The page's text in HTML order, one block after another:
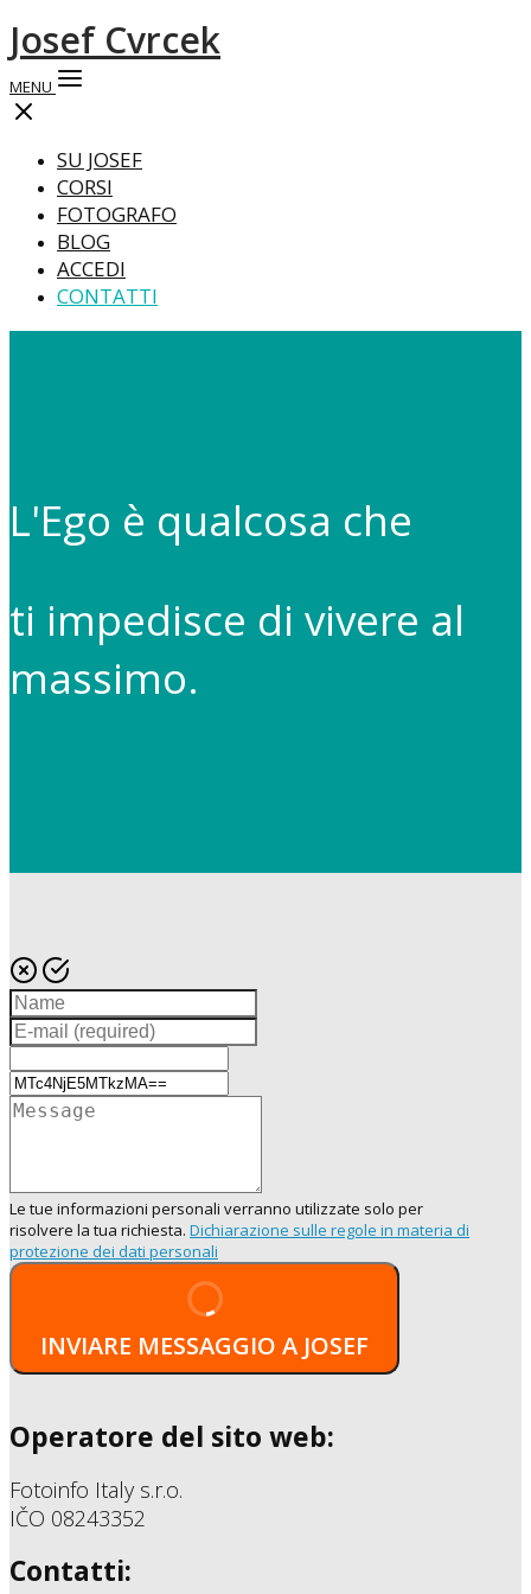
Josef Cvrcek
MENU
SU JOSEF
CORSI
FOTOGRAFO
BLOG
ACCEDI
CONTATTI
L'Ego è qualcosa che
ti impedisce di vivere al
massimo.
Le tue informazioni personali verranno utilizzate solo per
risolvere la tua richiesta. Dichiarazione sulle regole in materia di
protezione dei dati personali
INVIARE MESSAGGIO A JOSEF
Operatore del sito web:
Fotoinfo Italy s.r.o.
IČO 08243352
Contatti: